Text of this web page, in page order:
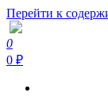
Перейти к
Coffeefine.ru
Интернет-
0
0 ₽